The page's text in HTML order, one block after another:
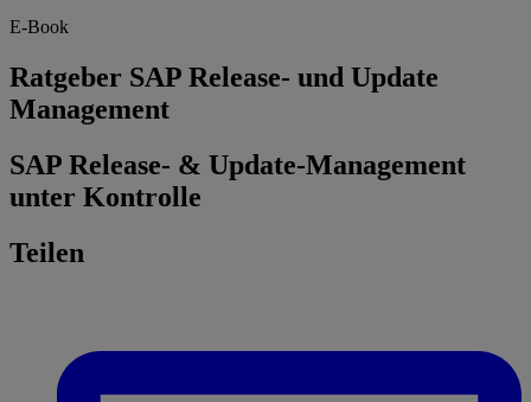
E-Book
Ratgeber SAP Release- und Update
Management
SAP Release- & Update-Management
unter Kontrolle
Teilen